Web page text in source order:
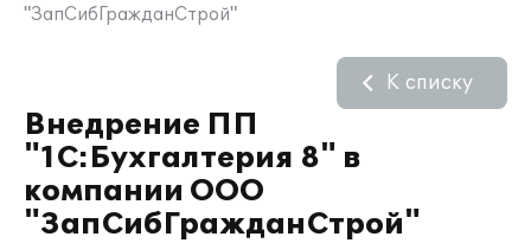
"ЗапСибГражданСтрой"
Внедрение ПП
"1С:Бухгалтерия 8" в
компании ООО
"ЗапСибГражданСтрой"
К списку